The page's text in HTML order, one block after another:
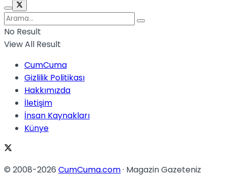
No Result
View All Result
CumCuma
Gizlilik Politikası
Hakkımızda
İletişim
İnsan Kaynakları
Künye
© 2008-2026 CumCuma.com· Magazin Gazeteniz